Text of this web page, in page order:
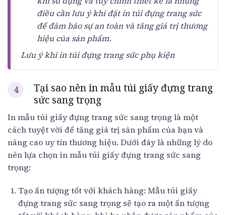
điều cần lưu ý khi đặt in túi đựng trang sức
để đảm bảo sự an toàn và tăng giá trị thương
hiệu của sản phẩm.
Lưu ý khi in túi đựng trang sức phụ kiện
Tại sao nên in mẫu túi giấy đựng trang
sức sang trọng
In mẫu túi giấy đựng trang sức sang trọng là một
cách tuyệt vời để tăng giá trị sản phẩm của bạn và
nâng cao uy tín thương hiệu. Dưới đây là những lý do
nên lựa chọn in mẫu túi giấy đựng trang sức sang
trọng:
Tạo ấn tượng tốt với khách hàng: Mẫu túi giấy
đựng trang sức sang trọng sẽ tạo ra một ấn tượng